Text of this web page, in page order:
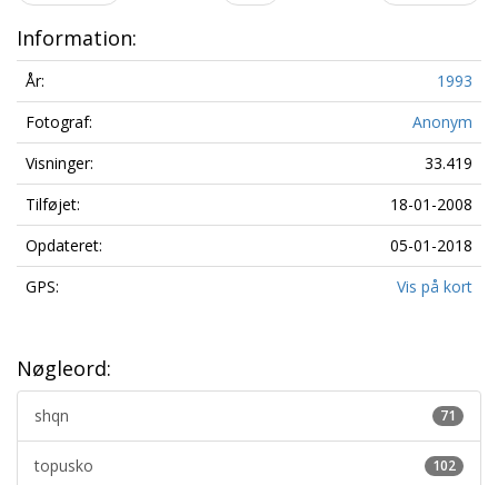
Information:
År:
1993
Fotograf:
Anonym
Visninger:
33.419
Tilføjet:
18-01-2008
Opdateret:
05-01-2018
GPS:
Vis på kort
Nøgleord:
71
shqn
102
topusko